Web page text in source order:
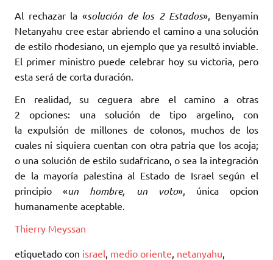
Al rechazar la «solución de los 2 Estados», Benyamin
Netanyahu cree estar abriendo el camino a una solución
de estilo rhodesiano, un ejemplo que ya resultó inviable.
El primer ministro puede celebrar hoy su victoria, pero
esta será de corta duración.
En realidad, su ceguera abre el camino a otras
2 opciones: una solución de tipo argelino, con
la expulsión de millones de colonos, muchos de los
cuales ni siquiera cuentan con otra patria que los acoja;
o una solución de estilo sudafricano, o sea la integración
de la mayoría palestina al Estado de Israel según el
principio «un hombre, un voto», única opcion
humanamente aceptable.
Thierry Meyssan
etiquetado con israel medio oriente netanyahu